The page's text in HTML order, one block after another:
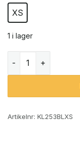
XS
1 i lager
Artikelnr: KL253BLXS